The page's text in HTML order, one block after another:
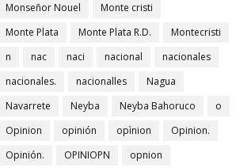
Monseñor Nouel
Monte cristi
Monte Plata
Monte Plata R.D.
Montecristi
n
nac naci nacional
nacionales
nacionales.
nacionalles
Nagua
Navarrete
Neyba Neyba Bahoruco
o
Opinion
opinión opìnion
Opinion.
Opinión.
OPINIOPN
opnion